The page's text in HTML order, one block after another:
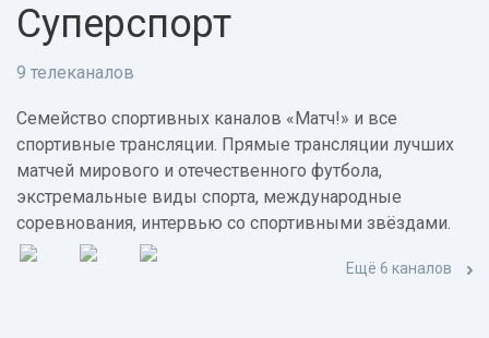
Суперспорт
9 телеканалов
Семейство спортивных каналов «Матч!» и все
спортивные трансляции. Прямые трансляции лучших
матчей мирового и отечественного футбола,
экстремальные виды спорта, международные
соревнования, интервью со спортивными звёздами.
Ещё 6 каналов